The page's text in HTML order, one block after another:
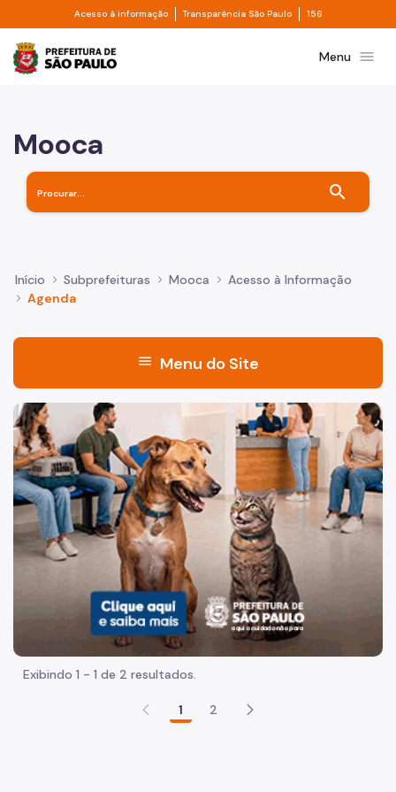
Pular para o Conteúdo principal
Acesso à informação Divisor de acesso à informação
Transparência São Paulo Divisor de
156
Prefeitura de São PauloMenu menu
Mooca
search
Início Subprefeituras Mooca
Acesso à Informação
Agenda
menu Menu do Site
Acesso à Informação
Participação Social
Quadro de Serviços
Acesso à Proteção de Dados Pessoais
Organização
Agenda do Subprefeito
Imagem de um cachorro caramelo e uma gata rajada,
Exibindo 1 - 1 de 2 resultados.
1 2